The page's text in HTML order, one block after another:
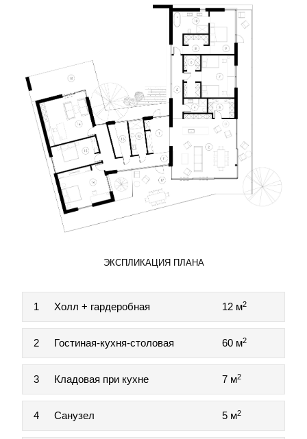
ЭКСПЛИКАЦИЯ ПЛАНА
1 Холл + гардеробная 12 м2
2 Гостиная-кухня-столовая 60 м2
3 Кладовая при кухне 7 м2
4 Санузел 5 м2